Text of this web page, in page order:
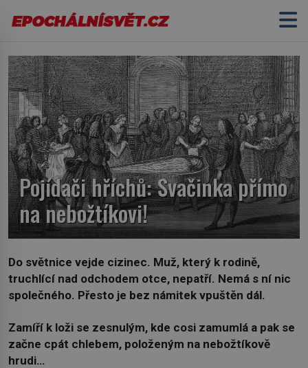
Pojídači hříchů: Svačinka přímo
na nebožtíkovi!
Do světnice vejde cizinec. Muž, který k rodině,
truchlící nad odchodem otce, nepatří. Nemá s ní nic
společného. Přesto je bez námitek vpuštěn dál.
Zamíří k loži se zesnulým, kde cosi zamumlá a pak se
začne cpát chlebem, položeným na nebožtíkově
hrudi…